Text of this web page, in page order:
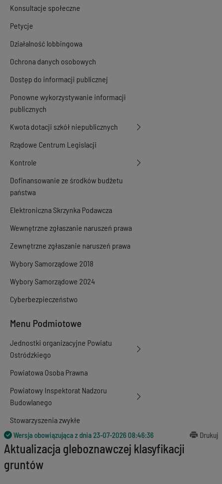
Konsultacje społeczne
Petycje
Działalność lobbingowa
Ochrona danych osobowych
Dostęp do informacji publicznej
Ponowne wykorzystywanie informacji
publicznych
Kwota dotacji szkół niepublicznych
Rządowe Centrum Legislacji
Kontrole
Dofinansowanie ze środków budżetu
państwa
Elektroniczna Skrzynka Podawcza
Wewnętrzne zgłaszanie naruszeń prawa
Zewnętrzne zgłaszanie naruszeń prawa
Wybory Samorządowe 2018
Wybory Samorządowe 2024
Cyberbezpieczeństwo
Menu Podmiotowe
Jednostki organizacyjne Powiatu
Ostródzkiego
Powiatowa Osoba Prawna
Powiatowy Inspektorat Nadzoru
Budowlanego
Stowarzyszenia zwykłe
Wersja obowiązująca z dnia23-07-2026 08:46:36 Drukuj
Aktualizacja gleboznawczej klasyfikacji
gruntów